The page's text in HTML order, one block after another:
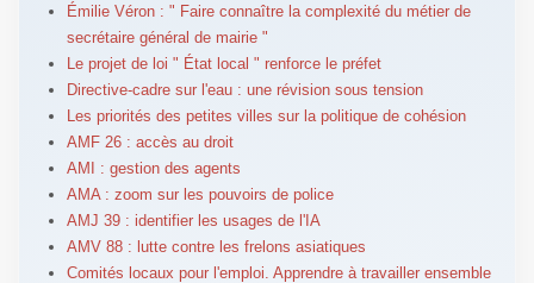
Émilie Véron : " Faire connaître la complexité du métier de
secrétaire général de mairie "
Le projet de loi " État local " renforce le préfet
Directive-cadre sur l'eau : une révision sous tension
Les priorités des petites villes sur la politique de cohésion
AMF 26 : accès au droit
AMI : gestion des agents
AMA : zoom sur les pouvoirs de police
AMJ 39 : identifier les usages de l'IA
AMV 88 : lutte contre les frelons asiatiques
Comités locaux pour l'emploi. Apprendre à travailler ensemble